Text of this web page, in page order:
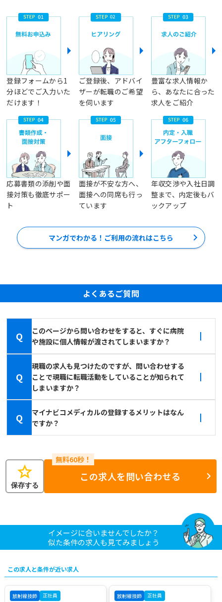
登録フォームから1
分ほどでご入力いた
だけます！
ご登録後、アドバイ
ザーが転職のご希望
を伺います
豊富な求人情報か
ら、あなたに合った
求人をご紹介
応募書類の添削や面
接対策も徹底サポー
ト
面接が不安な方へ、
面接への同席も行っ
ています
年収交渉や入社日調
整まで、内定後もバ
ックアップ
マンガでわかる！ご利用の流れはこちら
よくあるご質問
Q
このページから問い合わせをすると、すぐに病院
や施設に個人情報が渡されてしまいますか？
Q
現職の求人も見つけたのですが、問い合わせする
ことで現職に転職活動をしていることが知られて
しまいますか？
Q
マイナビコメディカルの登録するメリットはなん
ですか？
star
保存する
この求人を問い合わせる
イメージに合いませんでしたか？
似た条件の求人も見てみましょう
この求人と条件が近い求人
放射線技師 正社員 放射線技師 正社員